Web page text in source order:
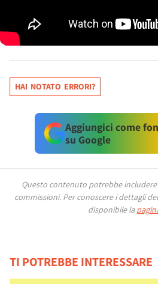
HAI NOTATO ERRORI?
Aggiungici come
su Google
Questo contenuto potrebbe
commissioni. Per conoscere i dettagli
disponibile la
TI POTREBBE INTERESSARE